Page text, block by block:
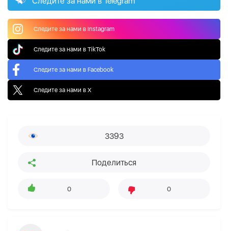
Следите за нами в Instagram
Следите за нами в TikTok
Следите за нами в Facebook
Следите за нами в X
3393
Поделиться
0 0